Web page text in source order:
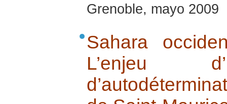
Grenoble, mayo 2009
Sahara
L’enjeu